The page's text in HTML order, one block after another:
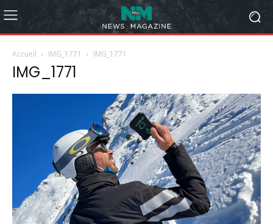
Accueil IMG_1771 IMG_1771
IMG_1771